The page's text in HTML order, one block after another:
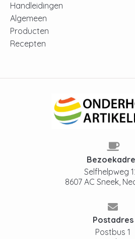
Handleidingen
Algemeen
Producten
Recepten
Selfhelpweg
8607 AC Sneek,
Postadres
Postbus 1